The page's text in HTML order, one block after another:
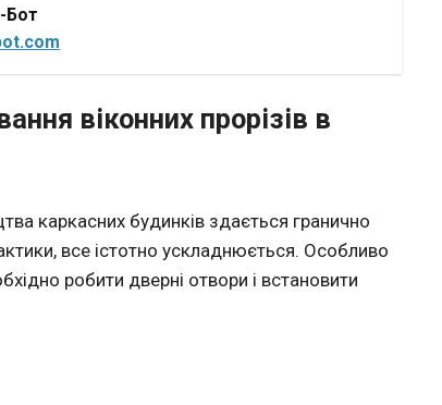
Бот
віконних прорізів в
каркасних будинків здається гранично
все істотно ускладнюється. Особливо
робити дверні отвори і встановити